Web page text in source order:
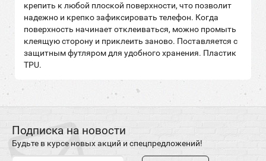
крепить к любой плоской поверхности, что позволит
надежно и крепко зафиксировать телефон. Когда
поверхность начинает отклеиваться, можно промыть
клеящую сторону и приклеить заново. Поставляется с
защитным футляром для удобного хранения. Пластик
TPU.
Подписка на новости
Будьте в курсе новых акций и спецпредложений!